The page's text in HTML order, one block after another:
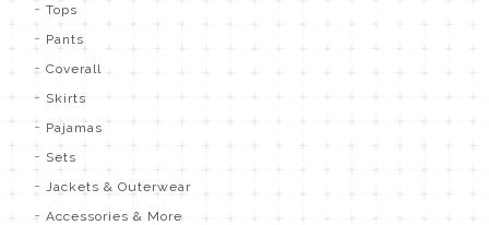
Tops
Pants
Coverall
Skirts
Pajamas
Sets
Jackets & Outerwear
Accessories & More